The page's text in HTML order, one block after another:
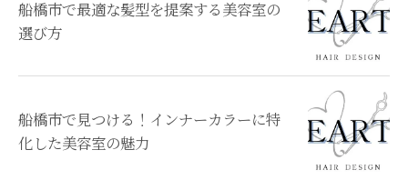
船橋市で最適な髪型を提案する美容室の
選び方
船橋市で見つける！インナーカラーに特
化した美容室の魅力